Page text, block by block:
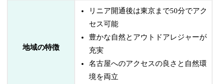
地域の特徴
リニア開通後は東京まで50分でアク
セス可能
豊かな自然とアウトドアレジャーが
充実
名古屋へのアクセスの良さと自然環
境を両立